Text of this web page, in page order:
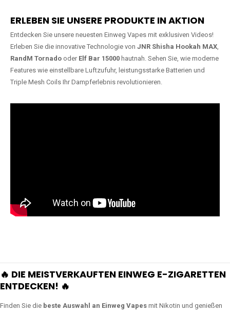
ERLEBEN SIE UNSERE PRODUKTE IN AKTION
Entdecken Sie unsere neuesten Einweg Vapes mit exklusiven Videos!
Erleben Sie die innovative Technologie von JNR Shisha Hookah MAX,
RandM Tornado oder Elf Bar 15000 hautnah. Sehen Sie, wie moderne
Features wie einstellbare Luftzufuhr, leistungsstarke Batterien und
Triple Mesh Coils Ihr Dampferlebnis revolutionieren.
🔥 DIE MEISTVERKAUFTEN EINWEG E-ZIGARETTEN
ENTDECKEN! 🔥
Finden Sie die beste Auswahl an Einweg Vapes mit Nikotin und genießen